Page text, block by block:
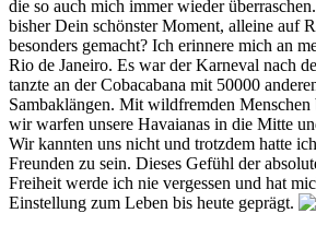
die so auch mich immer wieder
bisher Dein schönster Moment, alleine auf
besonders gemacht? Ich erinnere mich an
Rio de Janeiro. Es war der Karneval nach
tanzte an der Cobacabana mit 50000
Sambaklängen. Mit wildfremden
wir warfen unsere Havaianas in die Mitte
Wir kannten uns nicht und trotzdem hatte
Freunden zu sein. Dieses Gefühl der
Freiheit werde ich nie vergessen und hat
Einstellung zum Leben bis heute geprägt.